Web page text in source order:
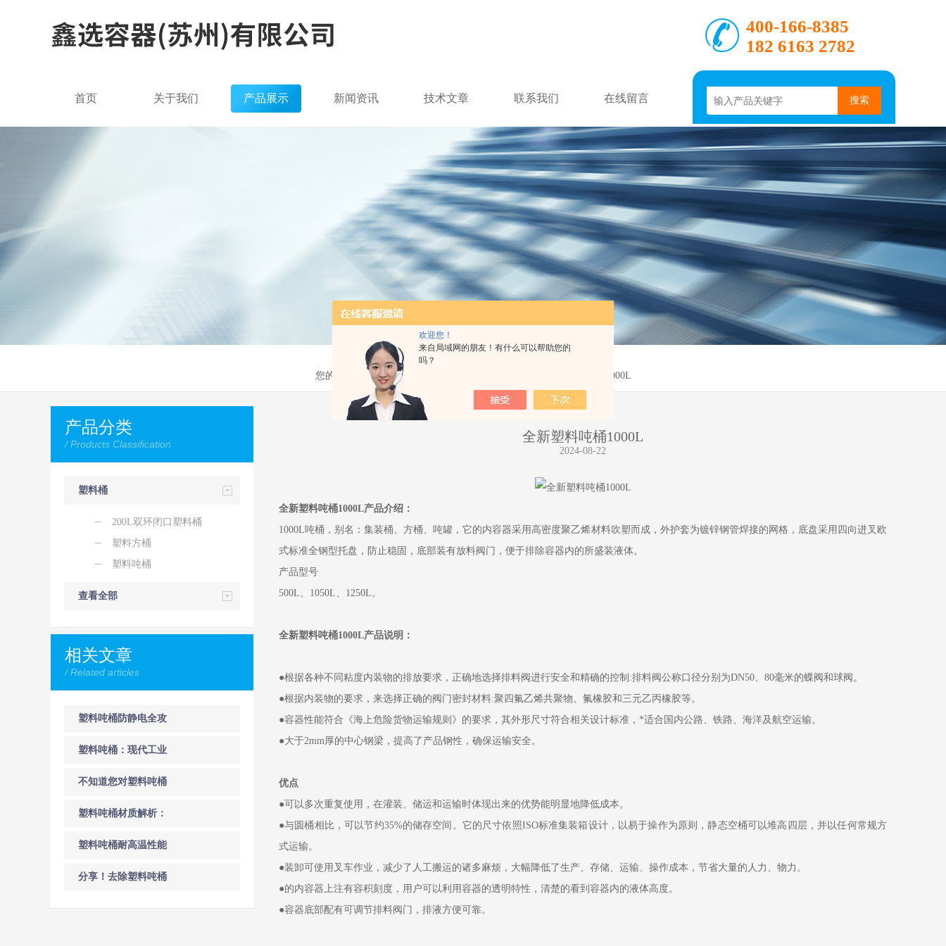
欢迎您！
来自局域网的朋友！有什么可以帮助您的
吗？
400-166-8385
182 6163 2782
首页 关于我们 产品展示 新闻资讯 技术文章 联系我们 在线留言
您的位置： 首页 > 产品中心 全新塑料吨桶1000L
产品分类
/ Products Classification
塑料桶
200L双环闭口塑料桶
塑料方桶
塑料吨桶
查看全部
相关文章
/ Related articles
塑料吨桶防静电全攻
略：从选型到操作的
安全规范指南
塑料吨桶：现代工业
物流的可靠之选
不知道您对塑料吨桶
的加工工艺了解多
少？
塑料吨桶材质解析：
HDPE材料的耐腐蚀与
抗冲击性能
塑料吨桶耐高温性能
解析，安全使用温度
分享！去除塑料吨桶
全新塑料吨桶1000L
2024-08-22
全新塑料吨桶1000L产品介绍：
1000L吨桶，别名：集装桶、方桶、吨罐，它的内容器采用高密度聚乙烯材料吹塑而成，外护套为镀锌钢管焊接的网格，底盘采用四向进叉欧
式标准全钢型托盘，防止稳固，底部装有放料阀门，便于排除容器内的所盛装液体。
产品型号
500L、1050L、1250L。
全新塑料吨桶1000L产品说明：
●根据各种不同粘度内装物的排放要求，正确地选择排料阀进行安全和精确的控制:排料阀公称口径分别为DN50、80毫米的蝶阀和球阀。
●根据内装物的要求，来选择正确的阀门密封材料:聚四氟乙烯共聚物、氟橡胶和三元乙丙橡胶等。
●容器性能符合《海上危险货物运输规则》的要求，其外形尺寸符合相关设计标准，*适合国内公路、铁路、海洋及航空运输。
●大于2mm厚的中心钢梁，提高了产品钢性，确保运输安全。
优点
●可以多次重复使用，在灌装、储运和运输时体现出来的优势能明显地降低成本。
●与圆桶相比，可以节约35%的储存空间。它的尺寸依照ISO标准集装箱设计，以易于操作为原则，静态空桶可以堆高四层，并以任何常规方
式运输。
●装卸可使用叉车作业，减少了人工搬运的诸多麻烦，大幅降低了生产、存储、运输、操作成本，节省大量的人力、物力。
●的内容器上注有容积刻度，用户可以利用容器的透明特性，清楚的看到容器内的液体高度。
●容器底部配有可调节排料阀门，排液方便可靠。